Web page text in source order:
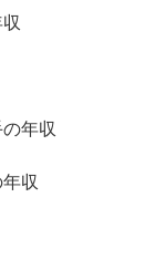
年収
収